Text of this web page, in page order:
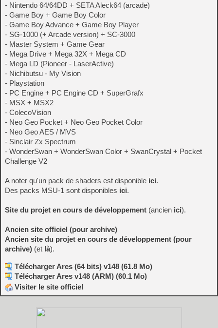
- Nintendo 64/64DD + SETA Aleck64 (arcade)
- Game Boy + Game Boy Color
- Game Boy Advance + Game Boy Player
- SG-1000 (+ Arcade version) + SC-3000
- Master System + Game Gear
- Mega Drive + Mega 32X + Mega CD
- Mega LD (Pioneer - LaserActive)
- Nichibutsu - My Vision
- Playstation
- PC Engine + PC Engine CD + SuperGrafx
- MSX + MSX2
- ColecoVision
- Neo Geo Pocket + Neo Geo Pocket Color
- Neo Geo AES / MVS
- Sinclair Zx Spectrum
- WonderSwan + WonderSwan Color + SwanCrystal + Pocket
Challenge V2
A noter qu'un pack de shaders est disponible ici.
Des packs MSU-1 sont disponibles ici.
Site du projet en cours de développement (ancien ici).
Ancien site officiel (pour archive)
Ancien site du projet en cours de développement (pour
archive) (et là).
Télécharger Ares (64 bits) v148 (61.8 Mo)
Télécharger Ares v148 (ARM) (60.1 Mo)
Visiter le site officiel